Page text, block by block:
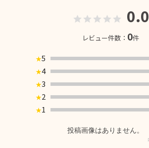
0.0
レビュー件数： 0件
★5
★4
★3
★2
★1
投稿画像はありません。